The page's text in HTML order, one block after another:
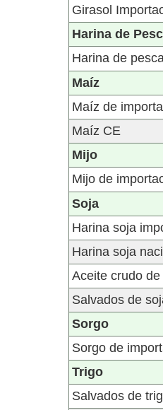
Girasol
Harina de
Harina de
Maíz
Maíz de
Maíz CE
Mijo
Mijo de
Soja
Harina soja
Harina soja
Aceite crudo de
Salvados de
Sorgo
Sorgo de
Trigo
Salvados de